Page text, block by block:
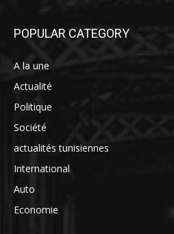
POPULAR CATEGORY
A la une
Actualité
Politique
Société
actualités tunisiennes
International
Auto
Economie